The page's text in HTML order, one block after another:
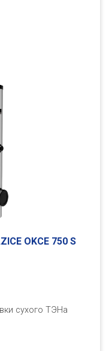
OKCE 750 S
сухого ТЭНа